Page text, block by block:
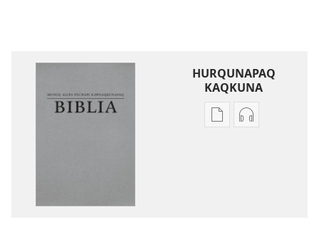
HURQUNAPAQ
KAQKUNA
Qillqakunata
Uyarinapaq